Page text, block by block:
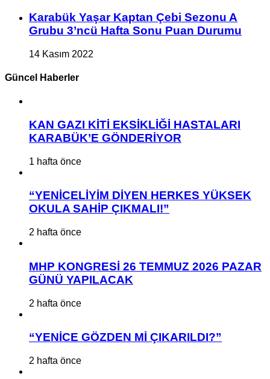
Karabük Yaşar Kaptan Çebi Sezonu A
Grubu 3’ncü Hafta Sonu Puan Durumu
14 Kasım 2022
Güncel Haberler
KAN GAZI KİTİ EKSİKLİĞİ HASTALARI
KARABÜK’E GÖNDERİYOR
1 hafta önce
“YENİCELİYİM DİYEN HERKES YÜKSEK
OKULA SAHİP ÇIKMALI!”
2 hafta önce
MHP KONGRESİ 26 TEMMUZ 2026 PAZAR
GÜNÜ YAPILACAK
2 hafta önce
“YENİCE GÖZDEN Mİ ÇIKARILDI?”
2 hafta önce